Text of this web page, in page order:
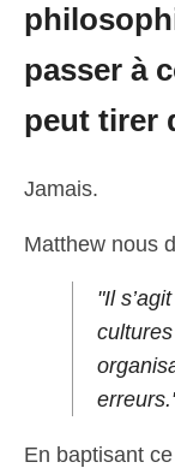
passer à
peut tirer
Jamais.
Matthew nous
"Il
En baptisant